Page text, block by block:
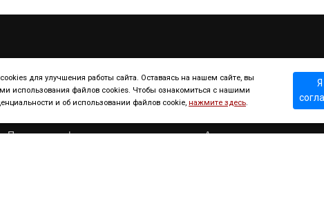
Полезная информация
Америка
для улучшения работы сайта. Оставаясь на нашем сайте, вы
использования файлов cookies. Чтобы ознакомиться с нашими
и об использовании файлов cookie, нажмите здесь.
Я